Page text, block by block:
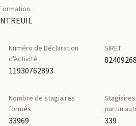
Numéro de Déclaration
d'Activité
11930762893
SIRET
Nombre de stagiaires
formés
33969
Stagiaires
par un
339